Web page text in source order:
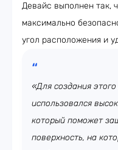
Девайс выполнен так,
максимально
угол расположения и
«Для создания
использовался
который поможет
поверхность, на